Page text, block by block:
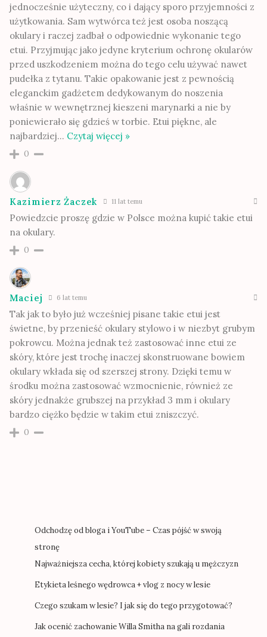
jednocześnie użyteczny, co i dający sporo przyjemności z
użytkowania. Sam wytwórca też jest osoba noszącą
okulary i raczej zadbał o odpowiednie wykonanie tego
etui. Przyjmując jako jedyne kryterium ochronę okularów
przed uszkodzeniem można do tego celu używać nawet
pudełka z tytanu. Takie opakowanie jest z pewnością
eleganckim gadżetem dedykowanym do noszenia
właśnie w wewnętrznej kieszeni marynarki a nie by
poniewierało się gdzieś w torbie. Etui piękne, ale
najbardziej… Czytaj więcej »
0
Kazimierz Żaczek 11 lat temu
Powiedzcie proszę gdzie w Polsce można kupić takie etui
na okulary.
0
Maciej 6 lat temu
Tak jak to było już wcześniej pisane takie etui jest
świetne, by przenieść okulary stylowo i w niezbyt grubym
pokrowcu. Można jednak też zastosować inne etui ze
skóry, które jest trochę inaczej skonstruowane bowiem
okulary wkłada się od szerszej strony. Dzięki temu w
środku można zastosować wzmocnienie, również ze
skóry jednakże grubszej na przykład 3 mm i okulary
bardzo ciężko będzie w takim etui zniszczyć.
0
Odchodzę od bloga i YouTube – Czas pójść w swoją
stronę
Najważniejsza cecha, której kobiety szukają u mężczyzn
Etykieta leśnego wędrowca + vlog z nocy w lesie
Czego szukam w lesie? I jak się do tego przygotować?
Jak ocenić zachowanie Willa Smitha na gali rozdania